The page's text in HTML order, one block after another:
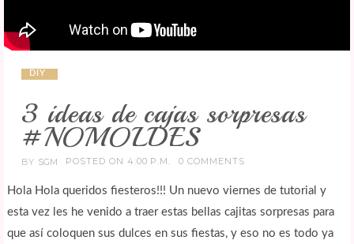
DIY
3 ideas de cajas sorpresas
#NOMOLDES
BY SGM POSTED ON 4:00 P.M. 0 COMMENTS
Hola Hola queridos fiesteros!!! Un nuevo viernes de tutorial y
esta vez les he venido a traer estas bellas cajitas sorpresas para
que así coloquen sus dulces en sus fiestas, y eso no es todo ya